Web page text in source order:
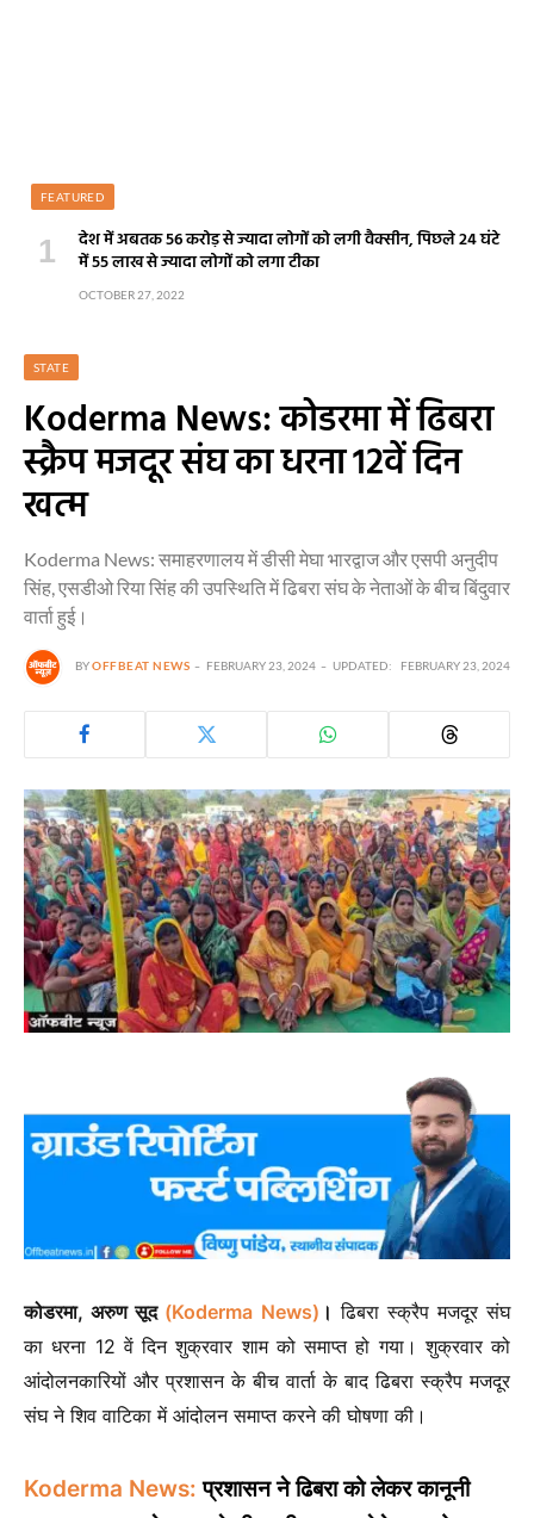
FEATURED
देश में अबतक 56 करोड़ से ज्यादा लोगों को लगी वैक्सीन, पिछले 24 घंटे
में 55 लाख से ज्यादा लोगों को लगा टीका
OCTOBER 27, 2022
STATE
Koderma News: कोडरमा में ढिबरा
स्क्रैप मजदूर संघ का धरना 12वें दिन
खत्म
Koderma News: समाहरणालय में डीसी मेघा भारद्वाज और एसपी अनुदीप
सिंह, एसडीओ रिया सिंह की उपस्थिति में ढिबरा संघ के नेताओं के बीच बिंदुवार
वार्ता हुई।
BYOFFBEAT NEWS FEBRUARY 23, 2024 UPDATED: FEBRUARY 23, 2024
कोडरमा, अरुण सूद (Koderma News) । ढिबरा स्क्रैप मजदूर संघ
का धरना 12 वें दिन शुक्रवार शाम को समाप्त हो गया। शुक्रवार को
आंदोलनकारियों और प्रशासन के बीच वार्ता के बाद ढिबरा स्क्रैप मजदूर
संघ ने शिव वाटिका में आंदोलन समाप्त करने की घोषणा की।
Koderma News: प्रशासन ने ढिबरा को लेकर कानूनी